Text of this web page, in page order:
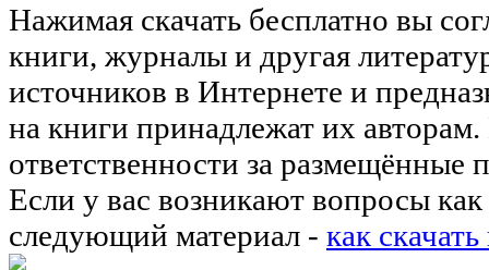
Нажимая скачать бесплатно вы
книги, журналы и другая
источников в Интернете и
на книги принадлежат их
ответственности за размещённые
Если у вас возникают вопросы как
следующий материал - как